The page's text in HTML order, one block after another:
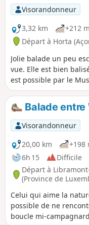
Visorandonneur
3,32 km
+212 m
Départ à Horta
Jolie balade un peu
vue. Elle est bien
est possible par le
petit plouf en fin de
Balade
Visorandonneur
20,00 km
+198
6h 15
Difficile
Départ à
(Province de
Celui qui aime la
possible de ne
boucle mi-